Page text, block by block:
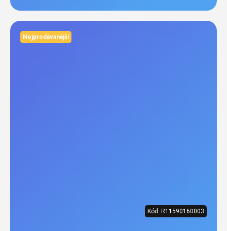
Nejprodávanější
Kód: R11590160003